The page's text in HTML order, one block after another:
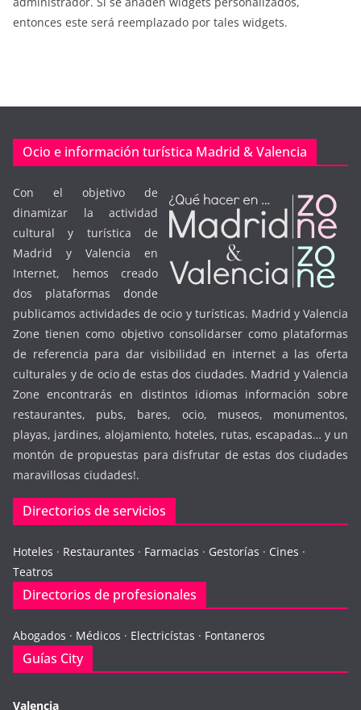
entonces este será reemplazado por tales widgets.
Ocio e información turística Madrid & Valencia
Con el objetivo de
dinamizar la actividad
cultural y turística de
Madrid y Valencia en
Internet, hemos creado
dos plataformas donde
publicamos actividades de ocio y turísticas. Madrid y Valencia
Zone tienen como objetivo consolidarser como plataformas
de referencia para dar visibilidad en internet a las oferta
culturales y de ocio de estas dos ciudades. Madrid y Valencia
Zone encontrarás en distintos idiomas información sobre
restaurantes, pubs, bares, ocio, museos, monumentos,
playas, jardines, alojamiento, hoteles, rutas, escapadas… y un
montón de propuestas para disfrutar de estas dos ciudades
maravillosas ciudades!.
Directorios de servicios
Hoteles · Restaurantes · Farmacias · Gestorías · Cines ·
Teatros
Directorios de profesionales
Abogados · Médicos · Electricístas · Fontaneros
Guías City
Valencia